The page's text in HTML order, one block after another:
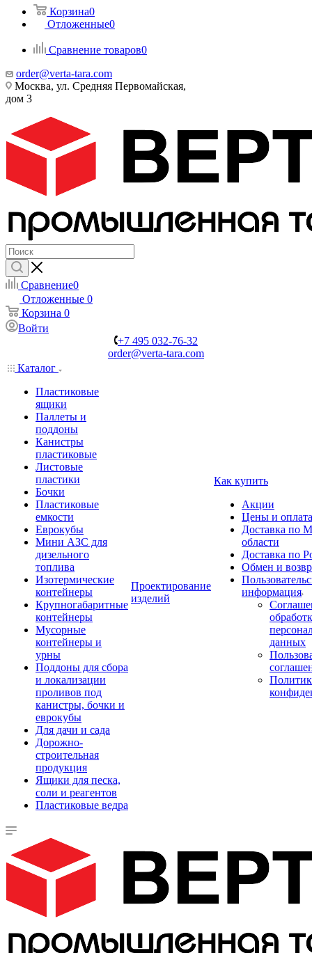
Корзина0
Отложенные0
Сравнение товаров0
order@verta-tara.com
Москва, ул. Средняя Первомайская,
дом 3
Сравнение0
Отложенные 0
Корзина 0
Войти
+7 495 032-76-32
order@verta-tara.com
Каталог
Пластиковые
ящики
Паллеты и
поддоны
Канистры
пластиковые
Листовые
пластики
Бочки
Пластиковые
емкости
Еврокубы
Мини АЗС для
дизельного
топлива
Изотермические
контейнеры
Крупногабаритные
контейнеры
Мусорные
контейнеры и
урны
Поддоны для сбора
и локализации
проливов под
канистры, бочки и
еврокубы
Для дачи и сада
Дорожно-
строительная
продукция
Ящики для песка,
соли и реагентов
Пластиковые ведра
Проектирование
изделий
Как купить
Акции
Цены и оплата
Доставка по
области
Доставка по
Обмен и
информация
данных